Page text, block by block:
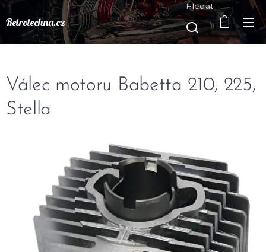
Retrotechna.cz
Hledat
Válec motoru Babetta 210, 225,
Stella